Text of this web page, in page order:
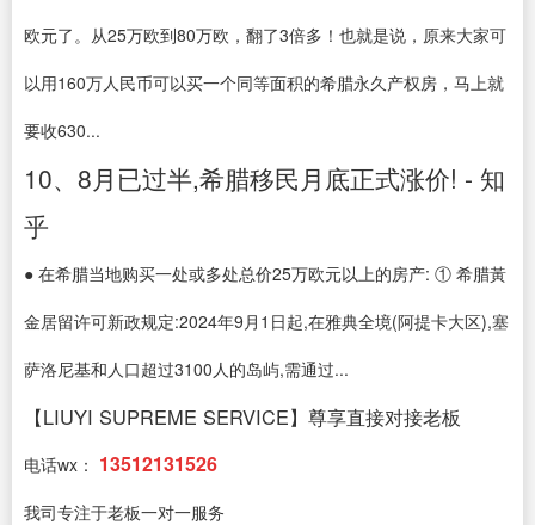
欧元了。从25万欧到80万欧，翻了3倍多！也就是说，原来大家可
以用160万人民币可以买一个同等面积的希腊永久产权房，马上就
要收630...
10、8月已过半,希腊移民月底正式涨价! - 知
乎
● 在希腊当地购买一处或多处总价25万欧元以上的房产: ① 希腊黃
金居留许可新政规定:2024年9月1日起,在雅典全境(阿提卡大区),塞
萨洛尼基和人口超过3100人的岛屿,需通过...
【LIUYI SUPREME SERVICE】尊享直接对接老板
电话wx： 13512131526
我司专注于老板一对一服务